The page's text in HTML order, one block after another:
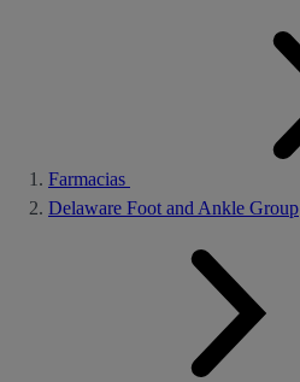
Farmacias
Delaware Foot and Ankle Group